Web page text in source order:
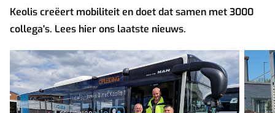
Keolis creëert mobiliteit en doet dat samen met 3000
collega's. Lees hier ons laatste nieuws.
500
buschauffeurs
opgeleid
via
Een
inkijk
in
de